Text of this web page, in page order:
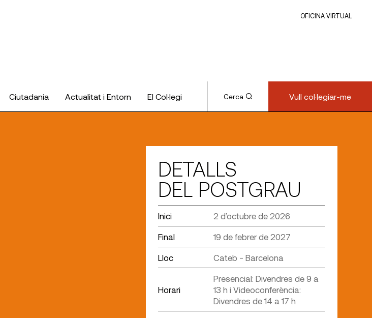
OFICINA VIRTUAL
Ciutadania Actualitat i Entorn El Col·legi Cerca Vull col·legiar-me
DETALLS
DEL POSTGRAU
Inici 2 d’octubre de 2026
Final 19 de febrer de 2027
Lloc Cateb - Barcelona
Horari
Presencial: Divendres de 9 a
13 h i Videoconferència:
Divendres de 14 a 17 h